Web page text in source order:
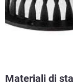
Materiali di